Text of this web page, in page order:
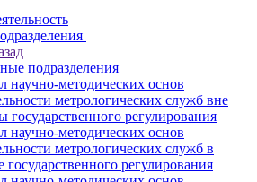
подразделения
научно-методических основ
метрологических служб вне
государственного регулирования
научно-методических основ
метрологических служб в
государственного регулирования